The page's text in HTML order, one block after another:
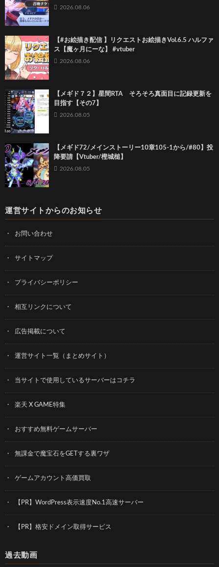
2026.08.06
【#お絵描き配信 】リクエストお絵描きVol.6.5 ハルファ
ス【魔ヶ月にーな】 #vtuber
2026.08.06
【メギド７２】星間RTA そろそろ真面目に記録更新を
目指す【その7】
2026.08.05
【メギド72/メインストーリー10章105-1から/#80】投
降要請【Vtuber/樫城槌】
2026.08.05
運営サイトからのお知らせ
お問い合わせ
サイトマップ
プライバシーポリシー
相互リンクについて
広告掲載について
運営サイト一覧（まとめサイト）
当サイトで使用しているサーバーはコチラ
楽天 X GAME特集
おすすめ無料ゲームサーバー
無課金で魔宝石をGETする裏ワザ
ゲームアカウント高価買取
【PR】WordPress表示速度No.1高速サーバー
【PR】格安ドメイン取得サービス
過去動画